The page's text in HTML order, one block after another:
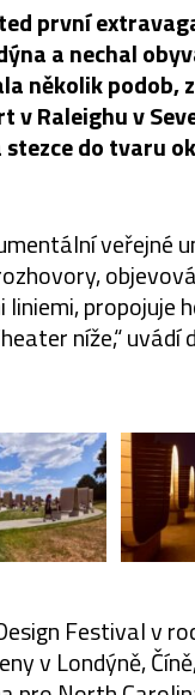
první
a nechal
několik podob,
v Raleighu v
do tvaru
veřejné
propojuje
níže,“ uvádí
Festival v
v Londýně,